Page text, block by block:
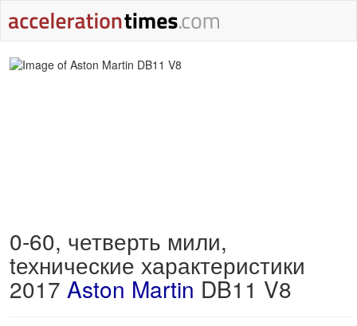
0-60, четверть мили,
tехнические характеристики
2017 Aston Martin DB11 V8